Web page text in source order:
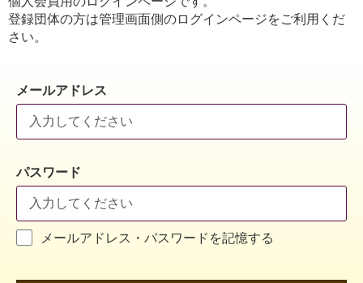
登録団体の方は管理画面側のログインページをご利用くだ
さい。
メールアドレス
パスワード
メールアドレス・パスワードを記憶する